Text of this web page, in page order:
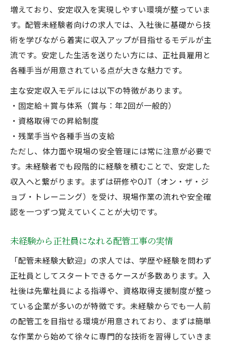
増えており、安定収入を実現しやすい環境が整っていま
す。配管未経験者向けの求人では、入社後に基礎から技
術を学びながら着実に収入アップが目指せるモデルが主
流です。安定した生活を送りたい方には、正社員雇用と
各種手当が用意されている点が大きな魅力です。
主な安定収入モデルには以下の特徴があります。
・固定給＋賞与体系（賞与：年2回が一般的）
・資格取得での昇給制度
・残業手当や各種手当の支給
ただし、体力面や現場の安全管理には常に注意が必要で
す。未経験者でも段階的に経験を積むことで、安定した
収入へと繋がります。まずは研修やOJT（オン・ザ・ジ
ョブ・トレーニング）を受け、現場作業の流れや安全確
認を一つずつ覚えていくことが大切です。
未経験から正社員になれる配管工事の実情
「配管未経験大歓迎」の求人では、学歴や経験を問わず
正社員としてスタートできるケースが多数あります。入
社後は先輩社員による指導や、資格取得支援制度が整っ
ている企業が多いのが特徴です。未経験からでも一人前
の配管工を目指せる環境が用意されており、まずは簡単
な作業から始めて徐々に専門的な技術を習得していきま